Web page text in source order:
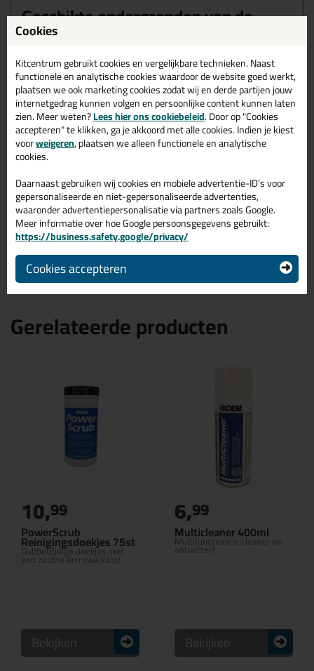
Geschikte ondergronden van de
Acryl Exterior
De Acryl Exterior van Bloem hecht op een heleboel
veelvoorkomende ondergronden zoals:hout, metaal,
kalkzandsteen, beton, geschilderde ondergronden, gips en nog
veel meer.Ondergronden dienen stof- en vetvrij te zijn. Losse
delen vooraf verwijderen. Ondergronden mogen licht vochtig zijn.
Bitumineuze ondergronden zijn ongeschikt. Polyethyleen, teflon
en DPC geven ook geen goede aanhechting.
Kenmerken van de Acryl Exterior
Direct regenbestendig na het aanbrengen
Nat in nat overschilderbaar
Makkelijk met water te reinigen
Plasto-elastisch gedrag
Toepasbaar op licht vochtige ondergronden
Vorstbestendig tijdens opslag en transport
Gerelateerde producten
PowerScrub
Reinigingsdoekjes 75st
Dubbelzijdige doekjes met
een zachte én ruwe kant!
10,99
Bekijken
Multicleaner 400ml
Multifunctionele cleaner en
ontvetter!
6,99
Bekijken
Cookies
Kitcentrum gebruikt cookies en vergelijkbare technieken. Naast
functionele en analytische cookies waardoor de website goed werkt,
plaatsen we ook marketing cookies zodat wij en derde partijen jouw
internetgedrag kunnen volgen en persoonlijke content kunnen laten
zien. Meer weten?Lees hier ons cookiebeleid. Door op "Cookies
accepteren" te klikken, ga je akkoord met alle cookies. Indien je kiest
voorweigeren, plaatsen we alleen functionele en analytische
cookies.
Daarnaast gebruiken wij cookies en mobiele advertentie-ID’s voor
gepersonaliseerde en niet-gepersonaliseerde advertenties,
waaronder advertentiepersonalisatie via partners zoals Google.
Meer informatie over hoe Google persoonsgegevens gebruikt:
https://business.safety.google/privacy/
Cookies accepteren